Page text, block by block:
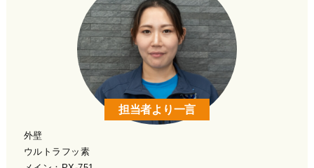
担当者より一言
外壁
ウルトラフッ素